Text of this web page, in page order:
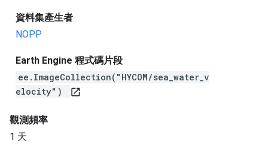
資料集產生者
NOPP
Earth Engine 程式碼片段
ee.ImageCollection("HYCOM/sea_water_v
elocity")
open_in_new
觀測頻率
1 天